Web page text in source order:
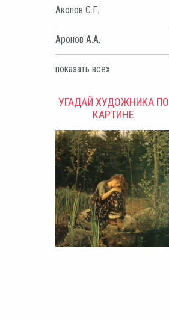
Акопов С.Г.
Аронов А.А.
показать всех
УГАДАЙ ХУДОЖНИКА ПО
КАРТИНЕ